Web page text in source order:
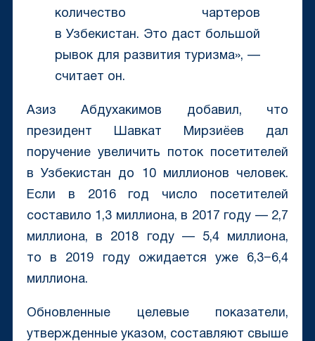
количество чартеров
в Узбекистан. Это даст большой
рывок для развития туризма», —
считает он.
Азиз Абдухакимов добавил, что
президент Шавкат Мирзиёев дал
поручение увеличить поток посетителей
в Узбекистан до 10 миллионов человек.
Если в 2016 год число посетителей
составило 1,3 миллиона, в 2017 году — 2,7
миллиона, в 2018 году — 5,4 миллиона,
то в 2019 году ожидается уже 6,3−6,4
миллиона.
Обновленные целевые показатели,
утвержденные указом, составляют свыше